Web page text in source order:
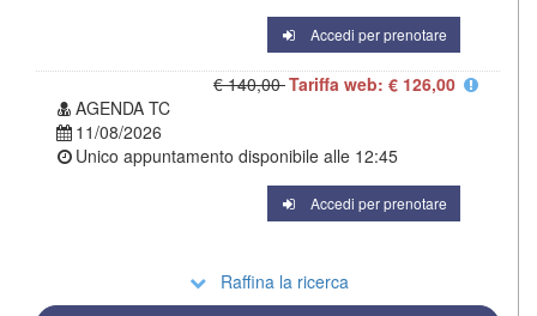
Accedi per prenotare
€ 140,00Tariffa web: € 126,00
AGENDA TC
11/08/2026
Unico appuntamento disponibile alle 12:45
Accedi per prenotare
Raffina la ricerca